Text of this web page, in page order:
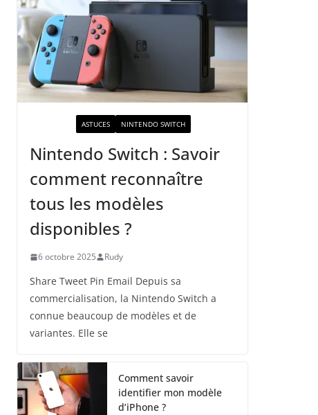
ASTUCES NINTENDO SWITCH
Nintendo Switch : Savoir
comment reconnaître
tous les modèles
disponibles ?
6 octobre 2025 Rudy
Share Tweet Pin Email Depuis sa
commercialisation, la Nintendo Switch a
connue beaucoup de modèles et de
variantes. Elle se
Comment savoir
identifier mon modèle
d’iPhone ?